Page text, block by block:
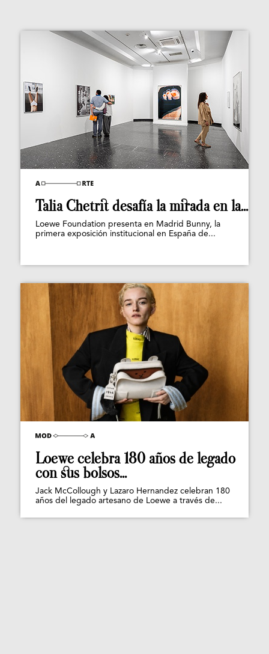
Talia Chetrit desafía la mirada en la...
Loewe Foundation presenta en Madrid Bunny, la
primera exposición institucional en España de...
Loewe celebra 180 años de legado
con sus bolsos...
Jack McCollough y Lazaro Hernandez celebran 180
años del legado artesano de Loewe a través de...